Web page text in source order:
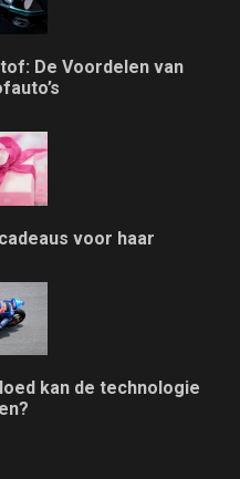
De Voordelen van
voor haar
kan de technologie